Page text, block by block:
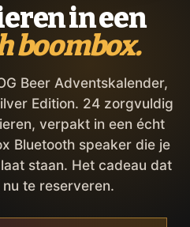
in een
boombox.
Beer Adventskalender,
Edition. 24 zorgvuldig
verpakt in een écht
Bluetooth speaker die je
staan. Het cadeau dat
te reserveren.